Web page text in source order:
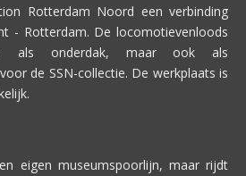
Rotterdam Noord een verbinding
- Rotterdam. De locomotievenloods
als onderdak, maar ook als
de SSN-collectie. De werkplaats is
eigen museumspoorlijn, maar rijdt